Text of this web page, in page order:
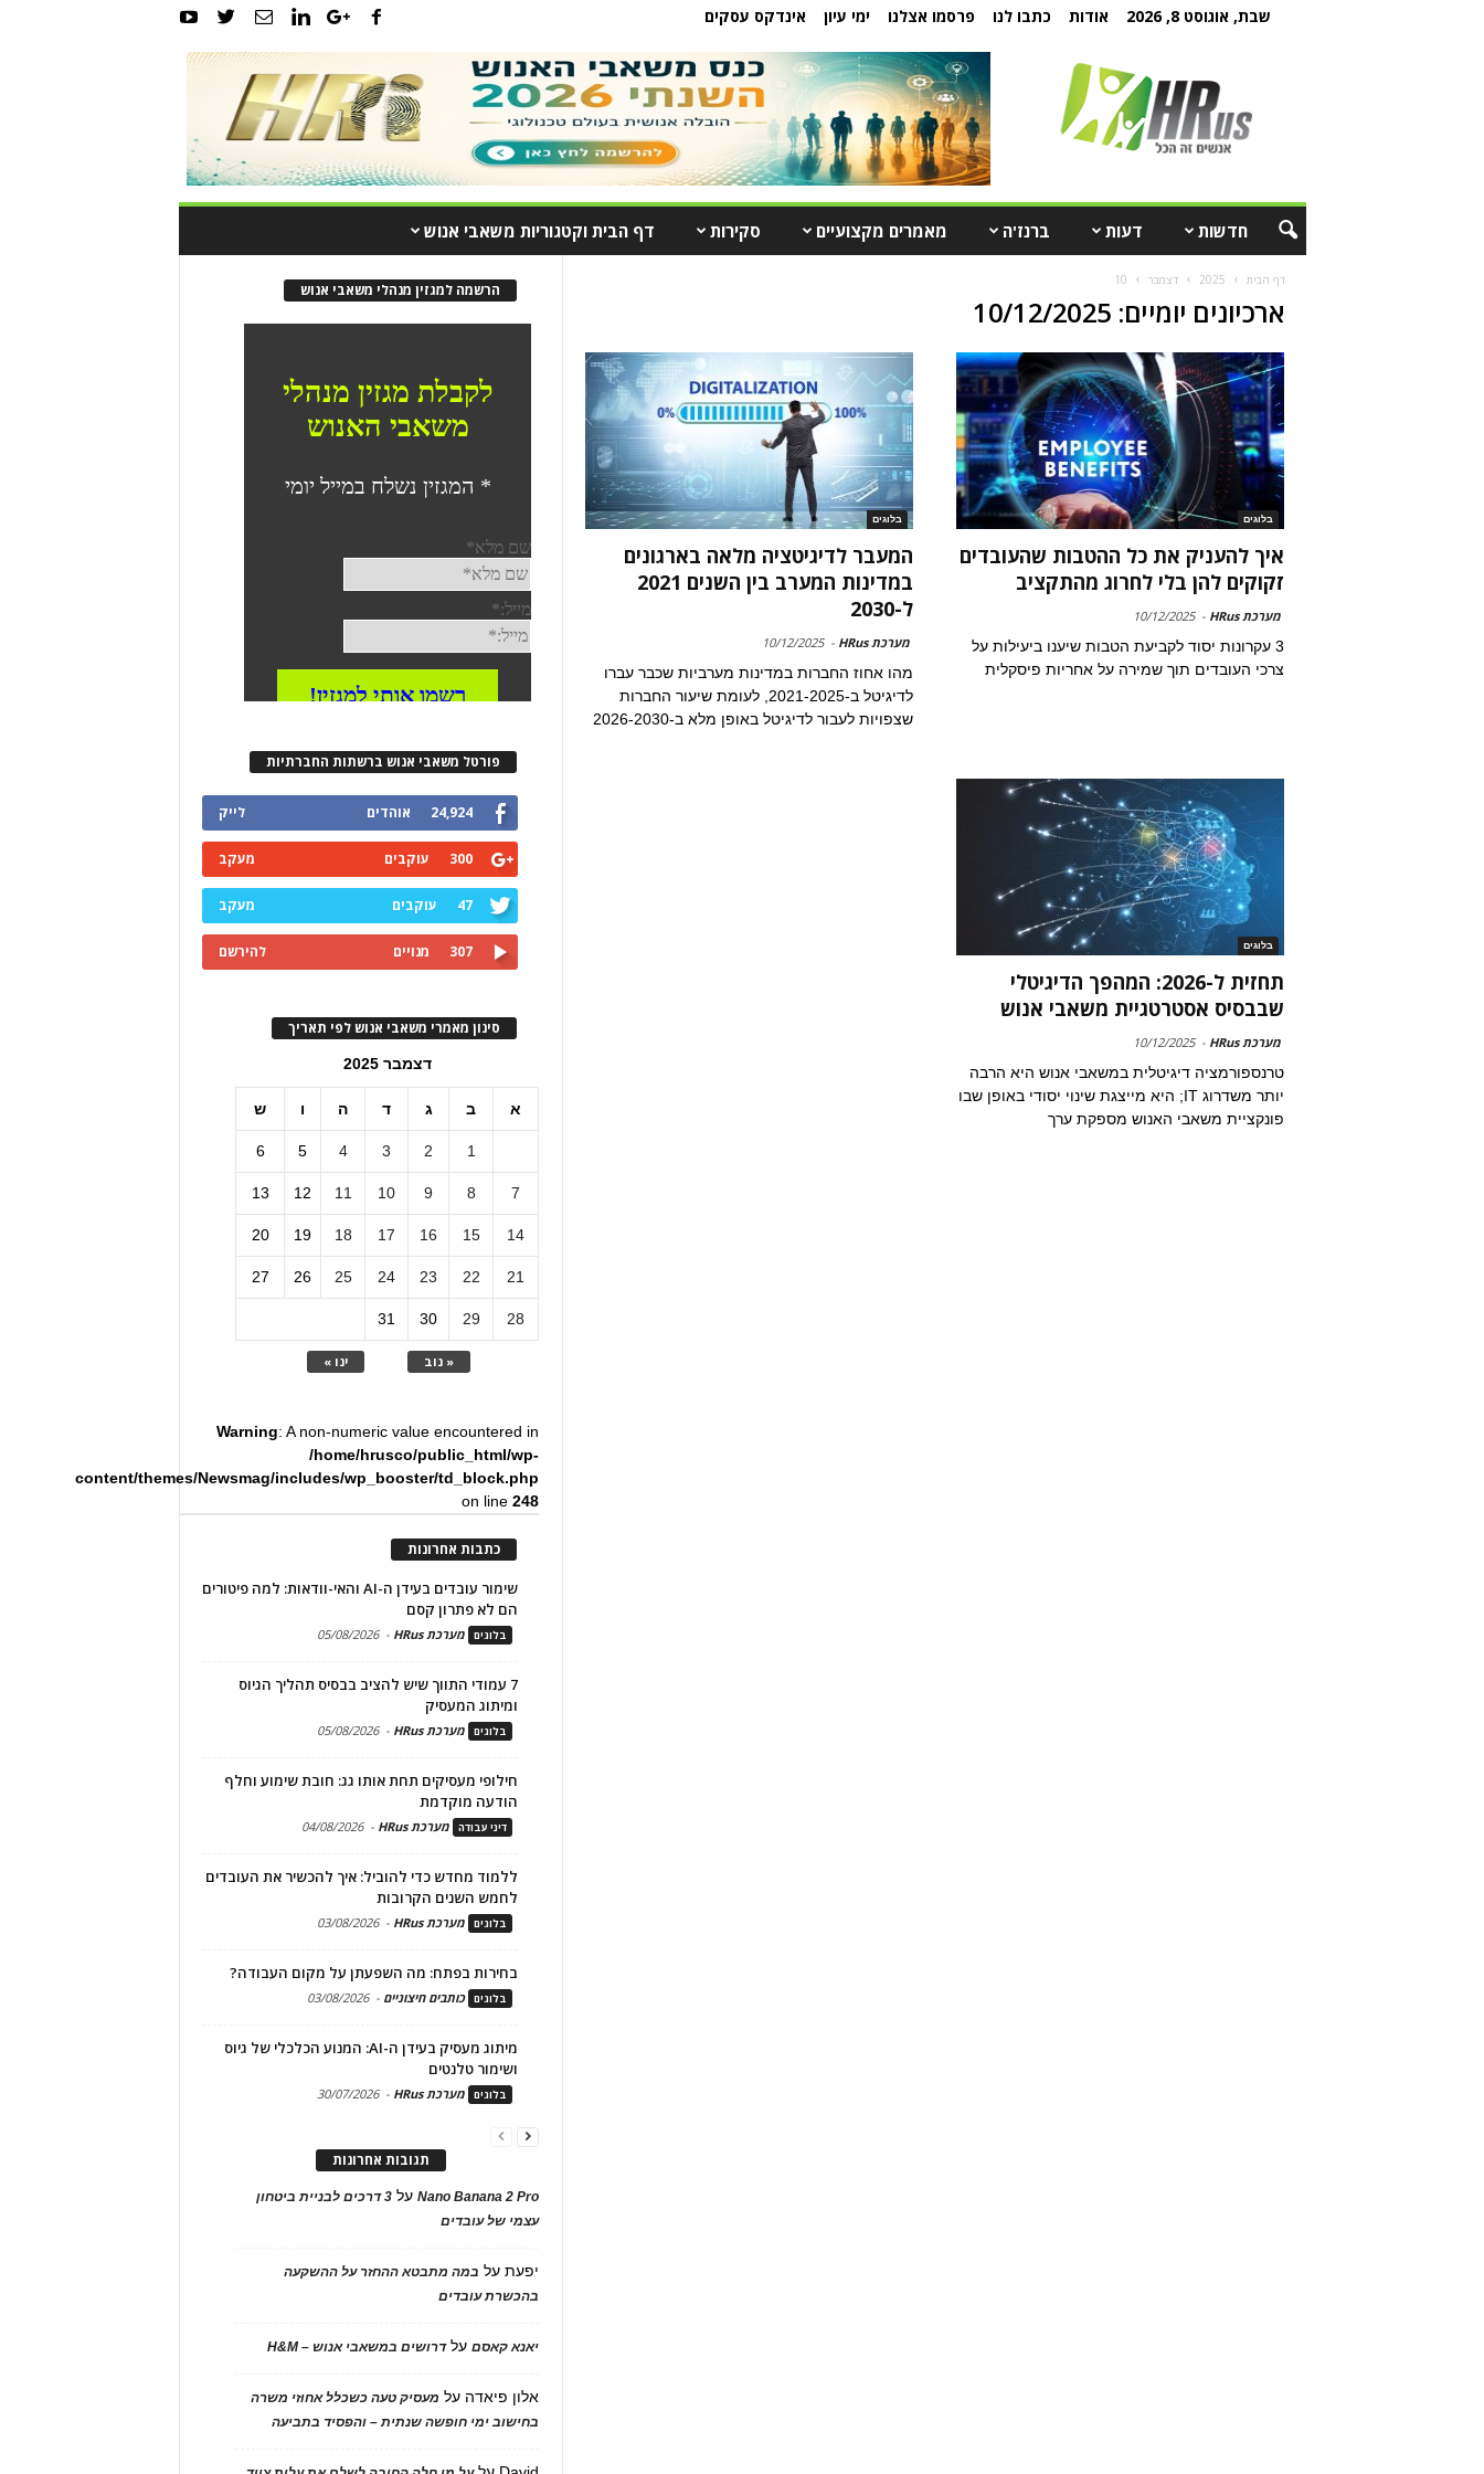
שבת, אוגוסט 8, 2026 אודות כתבו לנו פרסמו אצלנו ימי עיון אינדקס עסקים
חדשות דעות ברנז'ה מאמרים מקצועיים סקירות דף הבית וקטגוריות משאבי אנוש
דף הבית 2025 דצמבר 10
ארכיונים יומיים: 10/12/2025
בלוגים
איך להעניק את כל ההטבות שהעובדים
זקוקים להן בלי לחרוג מהתקציב
מערכת HRus -
10/12/2025
3 עקרונות יסוד לקביעת הטבות שיענו ביעילות על
צרכי העובדים תוך שמירה על אחריות פיסקלית
בלוגים
המעבר לדיגיטציה מלאה בארגונים
במדינות המערב בין השנים 2021
ל-2030
מערכת HRus -
10/12/2025
מהו אחוז החברות במדינות מערביות שכבר עברו
לדיגיטל ב-2021-2025, לעומת שיעור החברות
שצפויות לעבור לדיגיטל באופן מלא ב-2026-2030
בלוגים
תחזית ל-2026: המהפך הדיגיטלי
שבבסיס אסטרטגיית משאבי אנוש
מערכת HRus -
10/12/2025
טרנספורמציה דיגיטלית במשאבי אנוש היא הרבה
יותר משדרוג IT; היא מייצגת שינוי יסודי באופן שבו
פונקציית משאבי האנוש מספקת ערך
הרשמה למגזין מנהלי משאבי אנוש
פורטל משאבי אנוש ברשתות החברתיות
24,924 אוהדים לייק
300 עוקבים מעקב
47 עוקבים מעקב
307 מנויים להירשם
סינון מאמרי משאבי אנוש לפי תאריך
דצמבר 2025
א ב ג ד ה ו ש
« נוב ינו »
1
2
3
4
5
6
7
8
9
10
11
12
13
14
15
16
17
18
19
20
21
22
23
24
25
26
27
28
29
30
31
Warning: A non-numeric value encountered in
/home/hrusco/public_html/wp-
content/themes/Newsmag/includes/wp_booster/td_block.php
on line248
כתבות אחרונות
שימור עובדים בעידן ה-AI והאי-וודאות: למה פיטורים
הם לא פתרון קסם
בלוגים מערכת HRus -
05/08/2026
7 עמודי התווך שיש להציב בבסיס תהליך הגיוס
ומיתוג המעסיק
בלוגים מערכת HRus -
05/08/2026
חילופי מעסיקים תחת אותו גג: חובת שימוע וחלף
הודעה מוקדמת
דיני עבודה מערכת HRus -
04/08/2026
ללמוד מחדש כדי להוביל: איך להכשיר את העובדים
לחמש השנים הקרובות
בלוגים מערכת HRus -
03/08/2026
בחירות בפתח: מה השפעתן על מקום העבודה?
בלוגים כותבים חיצוניים -
03/08/2026
מיתוג מעסיק בעידן ה-AI: המנוע הכלכלי של גיוס
ושימור טלנטים
בלוגים מערכת HRus -
30/07/2026
תגובות אחרונות
Nano Banana 2 Proעל
3 דרכים לבניית ביטחון
עצמי של עובדים
יפעתעל במה מתבטא ההחזר על ההשקעה
בהכשרת עובדים
יאנא קאסםעלדרושים במשאבי אנוש – H&M
אלון פיאדה על מעסיק טעה כשכלל אחוזי משרה
בחישוב ימי חופשה שנתית – והפסיד בתביעה